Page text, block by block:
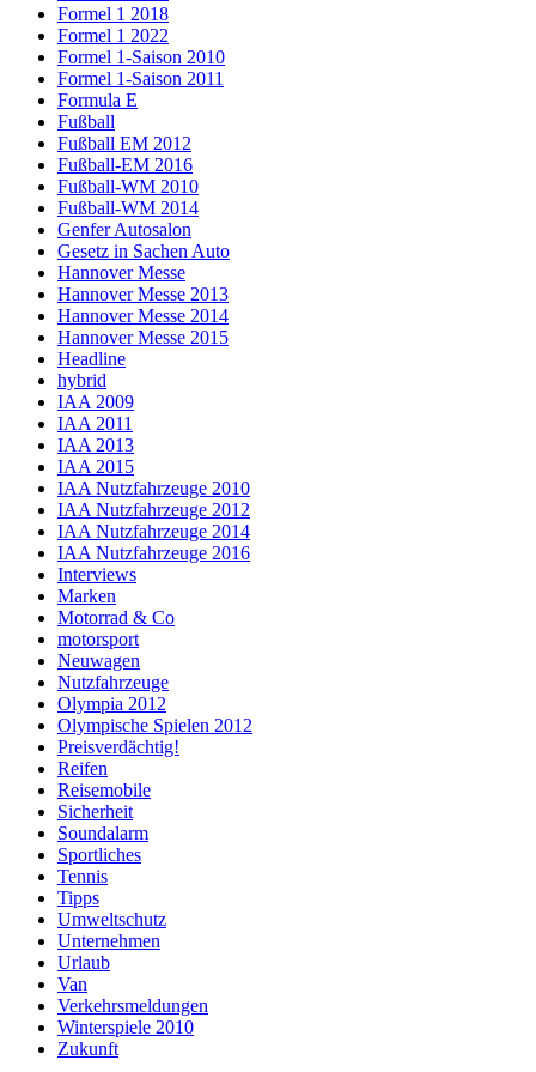
Formel 1 2018
Formel 1 2022
Formel 1-Saison 2010
Formel 1-Saison 2011
Formula E
Fußball
Fußball EM 2012
Fußball-EM 2016
Fußball-WM 2010
Fußball-WM 2014
Genfer Autosalon
Gesetz in Sachen Auto
Hannover Messe
Hannover Messe 2013
Hannover Messe 2014
Hannover Messe 2015
Headline
hybrid
IAA 2009
IAA 2011
IAA 2013
IAA 2015
IAA Nutzfahrzeuge 2010
IAA Nutzfahrzeuge 2012
IAA Nutzfahrzeuge 2014
IAA Nutzfahrzeuge 2016
Interviews
Marken
Motorrad & Co
motorsport
Neuwagen
Nutzfahrzeuge
Olympia 2012
Olympische Spielen 2012
Preisverdächtig!
Reifen
Reisemobile
Sicherheit
Soundalarm
Sportliches
Tennis
Tipps
Umweltschutz
Unternehmen
Urlaub
Van
Verkehrsmeldungen
Winterspiele 2010
Zukunft